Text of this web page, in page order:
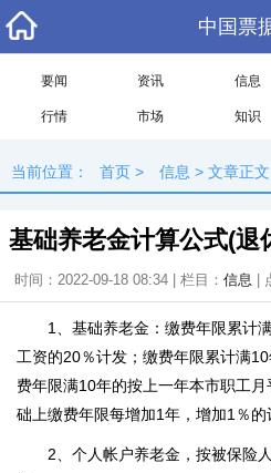
中国票
要闻 资讯 信息
行情 市场 知识
当前位置： 首页 > 信息 > 文章正文
基础养老金计算公式(退
时间：2022-09-18 08:34 | 栏目： 信息 |
1、基础养老金：缴费年限累计
工资的20％计发；缴费年限累计满
费年限满10年的按上一年本市职工
础上缴费年限每增加1年，增加1％的
2、个人帐户养老金，按被保险